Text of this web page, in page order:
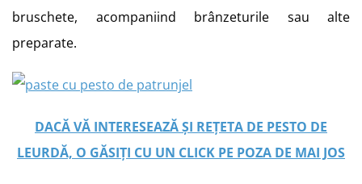
bruschete, acompaniind brânzeturile sau alte
preparate.
DACĂ VĂ INTERESEAZĂ ȘI REȚETA DE PESTO DE
LEURDĂ, O GĂSIȚI CU UN CLICK PE POZA DE MAI JOS